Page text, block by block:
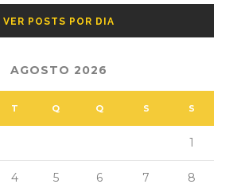
VER POSTS POR DIA
AGOSTO 2026
T Q Q S S
1
4 5 6 7 8